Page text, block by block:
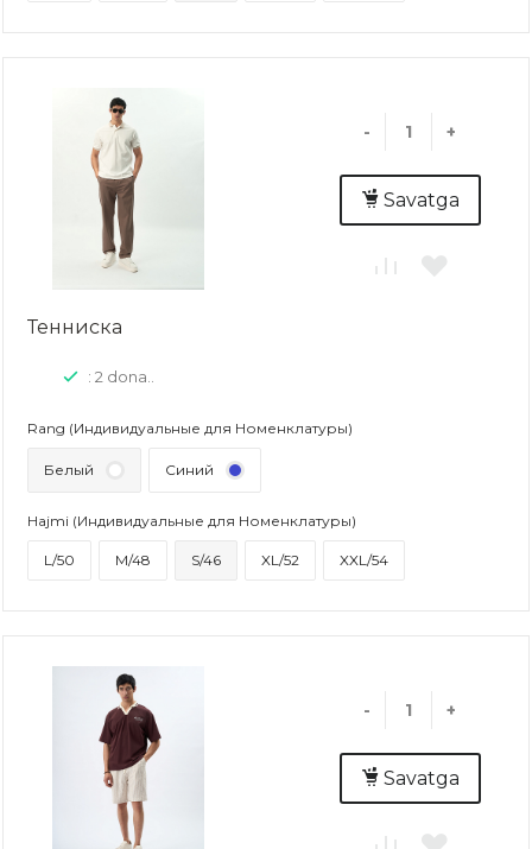
- +
Savatga
Тенниска
: 2 dona..
Rang (Индивидуальные для Номенклатуры)
Белый Синий
Hajmi (Индивидуальные для Номенклатуры)
L/50 M/48 S/46 XL/52 XXL/54
- +
Savatga